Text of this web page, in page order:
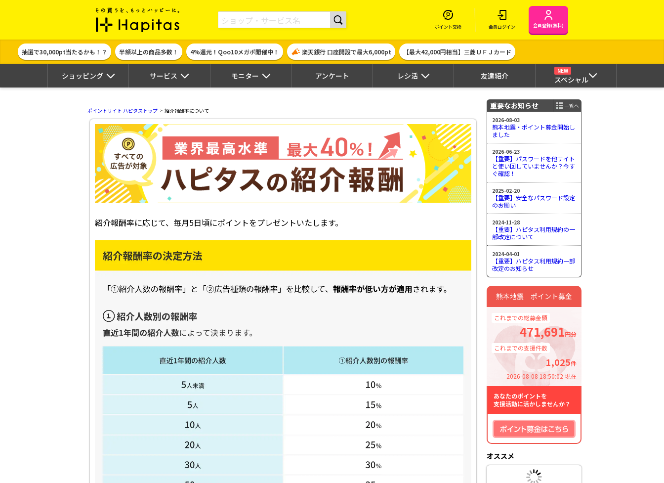
ポイント貯めて現金やギフト券に交換できるポイントサイト | ハピタス
ポイント交換 会員ログイン 会員登録(無料)
抽選で30,000pt当たるかも！？ 半額以上の商品多数！ 4%還元！Qoo10メガポ開催中！ 楽天銀行 口座開設で最大6,000pt 【最大42,000円相当】三菱ＵＦＪカード
ショッピング サービス モニター アンケート レシ活 友達紹介
NEW
スペシャル
ポイントサイト ハピタストップ 紹介報酬率について
紹介報酬率に応じて、毎月5日頃にポイントをプレゼントいたします。
重要なお知らせ
一覧へ
2026-08-03
熊本地震・ポイント募金開始し
ました
2026-06-23
【重要】パスワードを他サイト
と使い回していませんか？今す
ぐ確認！
2025-02-20
【重要】安全なパスワード設定
のお願い
2024-11-28
【重要】ハピタス利用規約の一
部改定について
2024-04-01
【重要】ハピタス利用規約一部
改定のお知らせ
熊本地震 ポイント募金
これまでの総募金額
471,691円分
これまでの支援件数
1,025件
2026-08-08 18:50:02 現在
あなたのポイントを
支援活動に活かしませんか？
オススメ